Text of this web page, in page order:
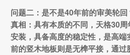
问题二：是不是40年前的审美轮回
真相：具有本质的不同，天格30
安装，具备高度的稳定性，是高
前的竖木地板则是无榫平接，通